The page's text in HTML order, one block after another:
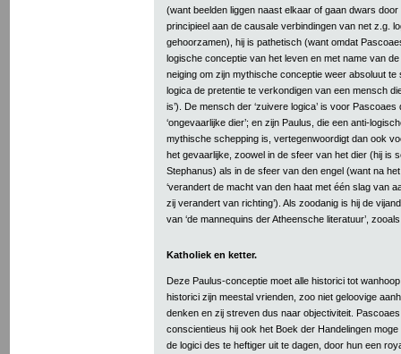
(want beelden liggen naast elkaar of gaan dwars
principieel aan de causale verbindingen van net z.g.
gehoorzamen), hij is pathetisch (want omdat
logische conceptie van het leven en met name van
neiging om zijn mythische conceptie weer absoluut te
logica de pretentie te verkondigen van een mensch
is’). De mensch der ‘zuivere logica’ is voor
‘ongevaarlijke dier’; en zijn Paulus, die een anti-
mythische schepping is, vertegenwoordigt dan ook
het gevaarlijke, zoowel in de sfeer van het dier (hij is
Stephanus) als in de sfeer van den engel (want na
‘verandert de macht van den haat met één slag van
zij verandert van richting’). Als zoodanig is hij de
van ‘de mannequins der Atheensche literatuur’,
Katholiek en ketter.
Deze Paulus-conceptie moet alle historici tot
historici zijn meestal vrienden, zoo niet geloovige
denken en zij streven dus naar objectiviteit.
conscientieus hij ook het Boek der Handelingen
de logici des te heftiger uit te dagen, door hun een